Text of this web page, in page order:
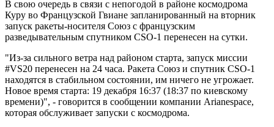
В свою очередь в связи с непогодой в районе космодрома
Куру во Французской Гвиане запланированный на вторник
запуск ракеты-носителя Союз с французским
разведывательным спутником CSO-1 перенесен на сутки.
"Из-за сильного ветра над районом старта, запуск миссии
#VS20 перенесен на 24 часа. Ракета Союз и спутник CSO-1
находятся в стабильном состоянии, им ничего не угрожает.
Новое время старта: 19 декабря 16:37 (18:37 по киевскому
времени)", - говорится в сообщении компании Arianespace,
которая обслуживает запуски с космодрома.